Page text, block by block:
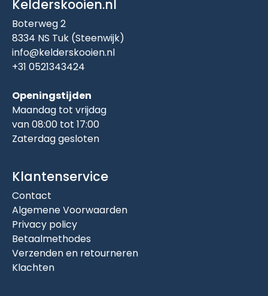
Kelderskooien.nl
Boterweg 2
8334 NS Tuk (Steenwijk)
info@kelderskooien.nl
+31 0521343424
Openingstijden
Maandag tot vrijdag
van 08:00 tot 17:00
Zaterdag gesloten
Klantenservice
Contact
Algemene Voorwaarden
Privacy policy
Betaalmethodes
Verzenden en retourneren
Klachten